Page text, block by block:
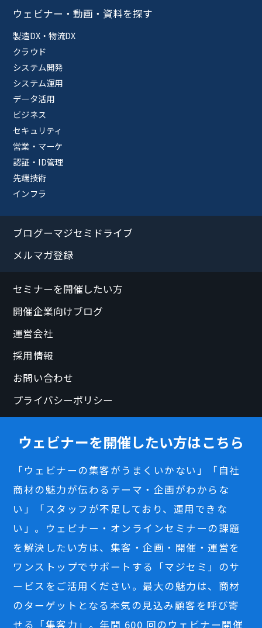
ウェビナー・動画・資料を探す
製造DX・物流DX
クラウド
システム開発
システム運用
データ活用
ビジネス
セキュリティ
営業・マーケ
認証・ID管理
先端技術
インフラ
ブログーマジセミドライブ
メルマガ登録
セミナーを開催したい方
開催企業向けブログ
運営会社
採用情報
お問い合わせ
プライバシーポリシー
ウェビナーを開催したい方はこちら
「ウェビナーの集客がうまくいかない」「自社
商材の魅力が伝わるテーマ・企画がわからな
い」「スタッフが不足しており、運用できな
い」。ウェビナー・オンラインセミナーの課題
を解決したい方は、集客・企画・開催・運営を
ワンストップでサポートする「マジセミ」のサ
ービスをご活用ください。最大の魅力は、商材
のターゲットとなる本気の見込み顧客を呼び寄
せる「集客力」。年間 600 回のウェビナー開催